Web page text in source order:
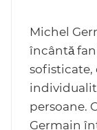
Michel
încântă
sofisticate,
persoane.
Germain